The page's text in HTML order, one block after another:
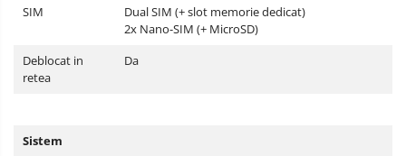
SIM
Dual SIM (+ slot memorie dedicat)
2x Nano-SIM (+ MicroSD)
Deblocat in
retea
Da
Sistem